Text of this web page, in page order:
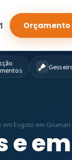
Orçamento
Esgoto em Grumari